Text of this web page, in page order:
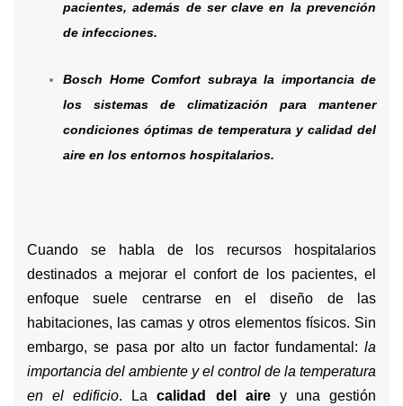
pacientes, además de ser clave en la prevención
de infecciones.
Bosch Home Comfort subraya la importancia de
los sistemas de climatización para mantener
condiciones óptimas de temperatura y calidad del
aire en los entornos hospitalarios.
Cuando se habla de los recursos hospitalarios
destinados a mejorar el confort de los pacientes, el
enfoque suele centrarse en el diseño de las
habitaciones, las camas y otros elementos físicos. Sin
embargo, se pasa por alto un factor fundamental: la
importancia del ambiente y el control de la temperatura
en el edificio. La calidad del airey una gestión